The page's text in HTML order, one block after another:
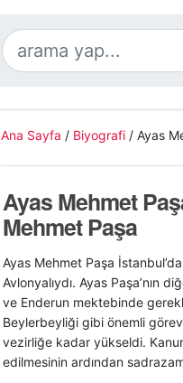
Ana Sayfa / Biyografi/ Ayas
Ayas Mehmet
Mehmet Paşa
Ayas Mehmet Paşa
Avlonyalıydı. Ayas Paşa’nın
ve Enderun mektebinde
Beylerbeyliği gibi önemli
vezirliğe kadar yükseldi.
edilmesinin ardından